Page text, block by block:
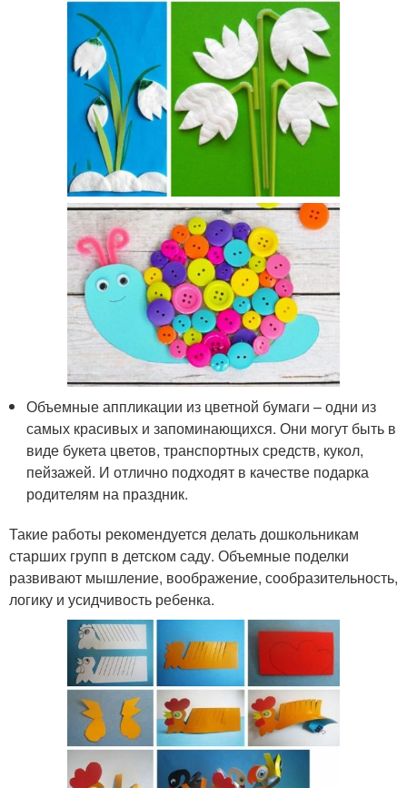
Объемные аппликации из цветной бумаги – одни из
самых красивых и запоминающихся. Они могут быть в
виде букета цветов, транспортных средств, кукол,
пейзажей. И отлично подходят в качестве подарка
родителям на праздник.
Такие работы рекомендуется делать дошкольникам
старших групп в детском саду. Объемные поделки
развивают мышление, воображение, сообразительность,
логику и усидчивость ребенка.